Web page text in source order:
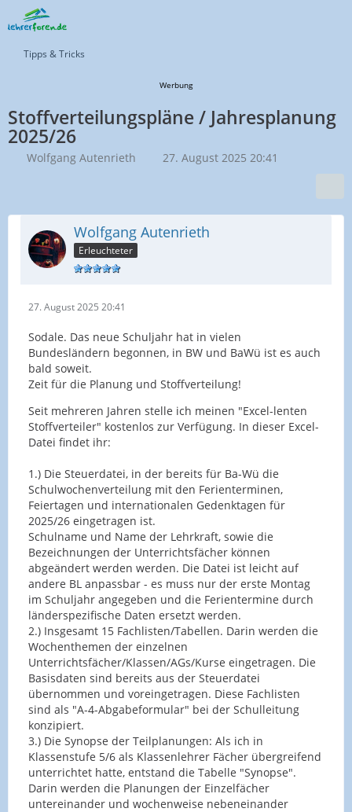
Tipps & Tricks
Werbung
Stoffverteilungspläne / Jahresplanung
2025/26
Wolfgang Autenrieth 27. August 2025 20:41
Wolfgang Autenrieth
Erleuchteter
27. August 2025 20:41
Sodale. Das neue Schuljahr hat in vielen
Bundesländern begonnen, in BW und BaWü ist es auch
bald soweit.
Zeit für die Planung und Stoffverteilung!
Seit mehreren Jahren stelle ich meinen "Excel-lenten
Stoffverteiler" kostenlos zur Verfügung. In dieser Excel-
Datei findet ihr:
1.) Die Steuerdatei, in der bereits für Ba-Wü die
Schulwochenverteilung mit den Ferienterminen,
Feiertagen und internationalen Gedenktagen für
2025/26 eingetragen ist.
Schulname und Name der Lehrkraft, sowie die
Bezeichnungen der Unterrichtsfächer können
abgeändert werden werden. Die Datei ist leicht auf
andere BL anpassbar - es muss nur der erste Montag
im Schuljahr angegeben und die Ferientermine durch
länderspezifische Daten ersetzt werden.
2.) Insgesamt 15 Fachlisten/Tabellen. Darin werden die
Wochenthemen der einzelnen
Unterrichtsfächer/Klassen/AGs/Kurse eingetragen. Die
Basisdaten sind bereits aus der Steuerdatei
übernommen und voreingetragen. Diese Fachlisten
sind als "A-4-Abgabeformular" bei der Schulleitung
konzipiert.
3.) Die Synopse der Teilplanungen: Als ich in
Klassenstufe 5/6 als Klassenlehrer Fächer übergreifend
unterrichtet hatte, entstand die Tabelle "Synopse".
Darin werden die Planungen der Einzelfächer
untereinander und wochenweise nebeneinander